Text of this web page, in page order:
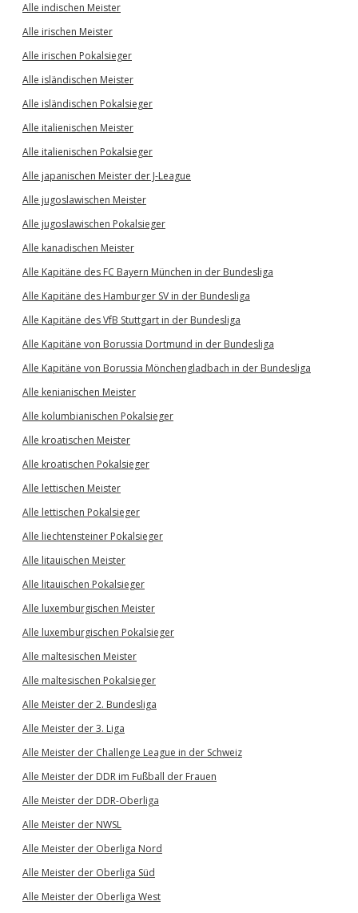
Alle indischen Meister
Alle irischen Meister
Alle irischen Pokalsieger
Alle isländischen Meister
Alle isländischen Pokalsieger
Alle italienischen Meister
Alle italienischen Pokalsieger
Alle japanischen Meister der J-League
Alle jugoslawischen Meister
Alle jugoslawischen Pokalsieger
Alle kanadischen Meister
Alle Kapitäne des FC Bayern München in der Bundesliga
Alle Kapitäne des Hamburger SV in der Bundesliga
Alle Kapitäne des VfB Stuttgart in der Bundesliga
Alle Kapitäne von Borussia Dortmund in der Bundesliga
Alle Kapitäne von Borussia Mönchengladbach in der Bundesliga
Alle kenianischen Meister
Alle kolumbianischen Pokalsieger
Alle kroatischen Meister
Alle kroatischen Pokalsieger
Alle lettischen Meister
Alle lettischen Pokalsieger
Alle liechtensteiner Pokalsieger
Alle litauischen Meister
Alle litauischen Pokalsieger
Alle luxemburgischen Meister
Alle luxemburgischen Pokalsieger
Alle maltesischen Meister
Alle maltesischen Pokalsieger
Alle Meister der 2. Bundesliga
Alle Meister der 3. Liga
Alle Meister der Challenge League in der Schweiz
Alle Meister der DDR im Fußball der Frauen
Alle Meister der DDR-Oberliga
Alle Meister der NWSL
Alle Meister der Oberliga Nord
Alle Meister der Oberliga Süd
Alle Meister der Oberliga West